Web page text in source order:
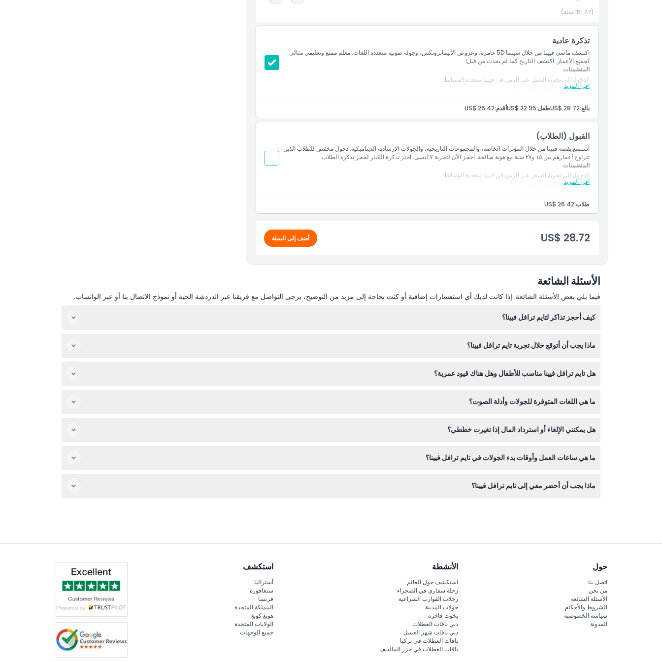
(15-27 سنة)
تذكرة عادية
اكتشف ماضي فيينا من خلال سينما 5D غامرة، وعروض الأنيماترونكس، وجولة صوتية متعددة اللغات. معلم ممتع وتعليمي مثالي
لجميع الأعمار. اكتشف التاريخ كما لم يحدث من قبل!
اقرأ المزيد
المتضمنات
الدخول إلى تجربة السفر عبر الزمن في فيينا متعددة الوسائط
مرشد ناطق بالألمانية لتعزيز زيارتك
الوصول إلى سينما 5D لتجربة غامرة
عروض آلية ومتعددة الوسائط تعرض تاريخ فيينا
بالغ:US$ 28.72طفل:US$ 22.95أقدم:US$ 26.42
القبول (الطلاب)
استمتع بقصة فيينا من خلال المؤثرات الخاصة، والمجموعات التاريخية، والجولات الإرشادية الديناميكية. دخول مخفض للطلاب الذين
تتراوح أعمارهم بين ١٥ و٢٧ سنة مع هوية صالحة. احجز الآن لتجربة لا تُنسى. اختر تذكرة الكبار لحجز تذكرة الطلاب.
اقرأ المزيد
المتضمنات
الدخول إلى تجربة السفر عبر الزمن في فيينا متعددة الوسائط
دليل ناطق بالألمانية لتعزيز زيارتك
الوصول إلى سينما غامرة بتقنية 5D
عروض أنيماترونية ومتعددة الوسائط
طلاب:US$ 26.42
US$ 28.72 أضف إلى السلة
الأسئلة الشائعة
فيما يلي بعض الأسئلة الشائعة. إذا كانت لديك أي استفسارات إضافية أو كنت بحاجة إلى مزيد من التوضيح، يرجى التواصل مع فريقنا عبر الدردشة الحية أو نموذج الاتصال بنا أو عبر الواتساب.
كيف أحجز تذاكر لتايم ترافل فيينا؟
ماذا يجب أن أتوقع خلال تجربة تايم ترافل فيينا؟
هل تايم ترافل فيينا مناسب للأطفال وهل هناك قيود عمرية؟
ما هي اللغات المتوفرة للجولات وأدلة الصوت؟
هل يمكنني الإلغاء أو استرداد المال إذا تغيرت خططي؟
ما هي ساعات العمل وأوقات بدء الجولات في تايم ترافل فيينا؟
يرجى التأكد عند الحجز).
ماذا يجب أن أحضر معي إلى تايم ترافل فيينا؟
حول
اتصل بنا
من نحن
الأسئلة الشائعة
الشروط والأحكام
سياسة الخصوصية
المدونة
الأنشطة
استكشف حول العالم
رحلة سفاري في الصحراء
رحلات القوارب الشراعية
جولات المدينة
يخوت فاخرة
دبي باقات العطلات
دبي باقات شهر العسل
باقات العطلات في تركيا
باقات العطلات في جزر المالديف
استكشف
أستراليا
سنغافورة
فرنسا
المملكة المتحدة
هونغ كونغ
الولايات المتحدة
جميع الوجهات